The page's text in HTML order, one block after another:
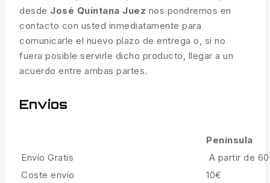
desde José Quintana Juez nos pondremos en
contacto con usted inmediatamente para
comunicarle el nuevo plazo de entrega o, si no
fuera posible servirle dicho producto, llegar a un
acuerdo entre ambas partes.
Envíos
Península
Envío Gratis
A partir de
Coste envío
10€